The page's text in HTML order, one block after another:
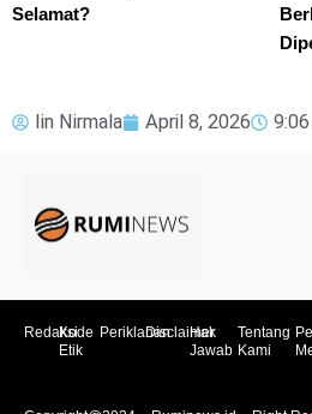
Selamat?
Iin Nirmala April 8, 2026
RedaksiKode
Etik
PeriklananDisclaimer
Hak
Jawab
Tentang
Kami